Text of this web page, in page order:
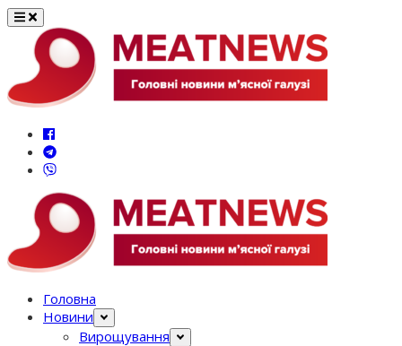
Перейти
вмісту
Головна
Новини
Вирощування